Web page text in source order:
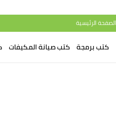
الصفحة الرئيسية
كتب برمجة كتب صيانة المكيفات